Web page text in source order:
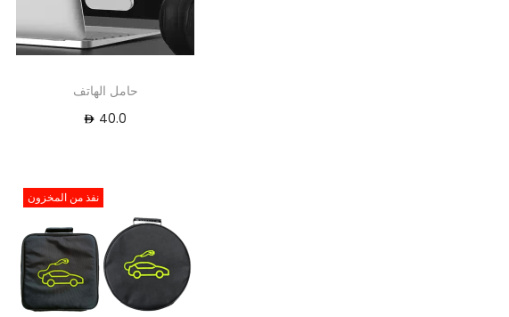
حامل الهاتف
40.0
نفذ من المخزون